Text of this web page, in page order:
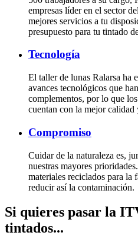
empresas líder en el sector
mejores servicios a tu
presupuesto para tu tintado
Tecnología
El taller de lunas Ralarsa ha
avances tecnológicos que
complementos, por lo que
cuentan con la mejor calidad
Compromiso
Cuidar de la naturaleza es,
nuestras mayores
materiales reciclados para la
reducir así la contaminación.
Si quieres pasar la
tintados...